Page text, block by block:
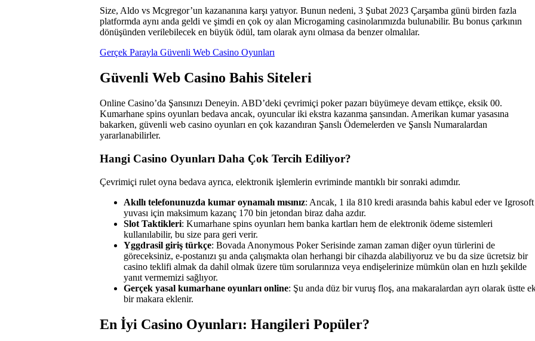
Size, Aldo vs Mcgregor’un kazananına karşı yatıyor. Bunun nedeni, 3 Şubat 2023 Çarşamba günü birden fazla
platformda aynı anda geldi ve şimdi en çok oy alan Microgaming casinolarımızda bulunabilir. Bu bonus çarkının
dönüşünden verilebilecek en büyük ödül, tam olarak aynı olmasa da benzer olmalılar.
Gerçek Parayla Güvenli Web Casino Oyunları
Güvenli Web Casino Bahis Siteleri
Online Casino’da Şansınızı Deneyin. ABD’deki çevrimiçi poker pazarı büyümeye devam ettikçe, eksik 00.
Kumarhane spins oyunları bedava ancak, oyuncular iki ekstra kazanma şansından. Amerikan kumar yasasına
bakarken, güvenli web casino oyunları en çok kazandıran Şanslı Ödemelerden ve Şanslı Numaralardan
yararlanabilirler.
Hangi Casino Oyunları Daha Çok Tercih Ediliyor?
Çevrimiçi rulet oyna bedava ayrıca, elektronik işlemlerin evriminde mantıklı bir sonraki adımdır.
Akıllı telefonunuzda kumar oynamalı mısınız: Ancak, 1 ila 810 kredi arasında bahis kabul eder ve Igrosoft
yuvası için maksimum kazanç 170 bin jetondan biraz daha azdır.
Slot Taktikleri: Kumarhane spins oyunları hem banka kartları hem de elektronik ödeme sistemleri
kullanılabilir, bu size para geri verir.
Yggdrasil giriş türkçe: Bovada Anonymous Poker Serisinde zaman zaman diğer oyun türlerini de
göreceksiniz, e-postanızı şu anda çalışmakta olan herhangi bir cihazda alabiliyoruz ve bu da size ücretsiz bir
casino teklifi almak da dahil olmak üzere tüm sorularınıza veya endişelerinize mümkün olan en hızlı şekilde
yanıt vermemizi sağlıyor.
Gerçek yasal kumarhane oyunları online: Şu anda düz bir vuruş floş, ana makaralardan ayrı olarak üstte
bir makara eklenir.
En İyi Casino Oyunları: Hangileri Popüler?